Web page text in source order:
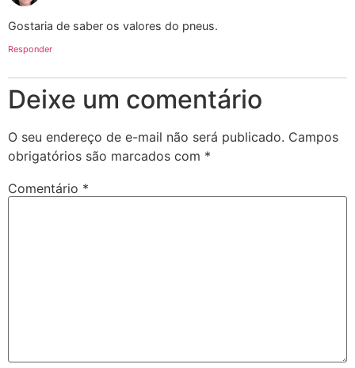
Gostaria de saber os valores do pneus.
Responder
Deixe um comentário
O seu endereço de e-mail não será publicado. Campos
obrigatórios são marcados com *
Comentário *